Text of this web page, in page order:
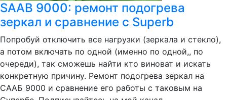
SAAB 9000: ремонт подогрева
зеркал и сравнение с Superb
Попробуй отключить все нагрузки (зеркала и стекло),
а потом включать по одной (именно по одной,, по
очереди), так сможешь найти кто виноват и искать
конкретную причину. Ремонт подогрева зеркал на
СААБ 9000 и сравнение его работы с таковым на